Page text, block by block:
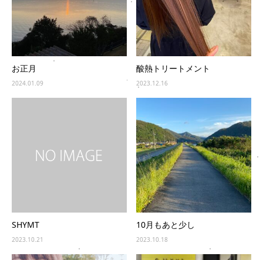
お正月
2024.01.09
酸熱トリートメント
2023.12.16
SHYMT
2023.10.21
10月もあと少し
2023.10.18